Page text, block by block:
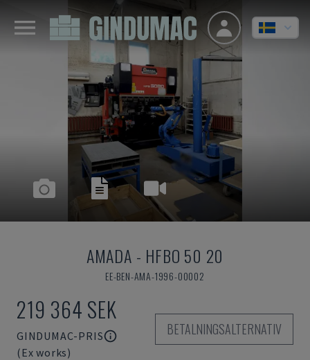
AMADA - HFBO 50 20
EE-BEN-AMA-1996-00002
219 364 SEK
GINDUMAC-PRIS
(Ex works)
BETALNINGSALTERNATIV